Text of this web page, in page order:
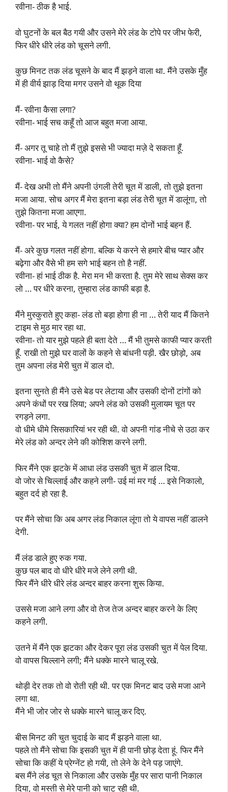
रवीना- ठीक है भाई.
वो घुटनों के बल बैठ गयी और उसने मेरे लंड के टोपे पर जीभ फेरी,
फिर धीरे धीरे लंड को चूसने लगी.
कुछ मिनट तक लंड चूसने के बाद मैं झड़ने वाला था. मैंने उसके मुँह
में ही वीर्य झाड़ दिया मगर उसने वो थूक दिया
मैं- रवीना कैसा लगा?
रवीना- भाई सच कहूँ तो आज बहुत मजा आया.
मैं- अगर तू चाहे तो मैं तुझे इससे भी ज्यादा मज़े दे सकता हूँ.
रवीना- भाई वो कैसे?
मैं- देख अभी तो मैंने अपनी उंगली तेरी चूत में डाली, तो तुझे इतना
मजा आया. सोच अगर मैं मेरा इतना बड़ा लंड तेरी चूत में डालूंगा, तो
तुझे कितना मजा आएगा.
रवीना- पर भाई, ये गलत नहीं होगा क्या? हम दोनों भाई बहन हैं.
मैं- अरे कुछ गलत नहीं होगा. बल्कि ये करने से हमारे बीच प्यार और
बढ़ेगा और वैसे भी हम सगे भाई बहन तो है नहीं.
रवीना- हां भाई ठीक है. मेरा मन भी करता है. तुम मेरे साथ सेक्स कर
लो … पर धीरे करना, तुम्हारा लंड काफी बड़ा है.
मैंने मुस्कुराते हुए कहा- लंड तो बड़ा होगा ही ना … तेरी याद मैं कितने
टाइम से मुठ मार रहा था.
रवीना- तो यार मुझे पहले ही बता देते … मैं भी तुमसे काफी प्यार करती
हूँ. राखी तो मुझे घर वालों के कहने से बांधनी पड़ी. खैर छोड़ो, अब
तुम अपना लंड मेरी चुत में डाल दो.
इतना सुनते ही मैंने उसे बेड पर लेटाया और उसकी दोनों टांगों को
अपने कंधों पर रख लिया; अपने लंड को उसकी मुलायम चूत पर
रगड़ने लगा.
वो धीमे धीमे सिसकारियां भर रही थी. वो अपनी गांड नीचे से उठा कर
मेरे लंड को अन्दर लेने की कोशिश करने लगी.
फिर मैंने एक झटके में आधा लंड उसकी चुत में डाल दिया.
वो जोर से चिल्लाई और कहने लगी- उई मां मर गई … इसे निकालो,
बहुत दर्द हो रहा है.
पर मैंने सोचा कि अब अगर लंड निकाल लूंगा तो ये वापस नहीं डालने
देगी.
मैं लंड डाले हुए रुक गया.
कुछ पल बाद वो धीरे धीरे मजे लेने लगी थी.
फिर मैंने धीरे धीरे लंड अन्दर बाहर करना शुरू किया.
उससे मजा आने लगा और वो तेज तेज अन्दर बाहर करने के लिए
कहने लगी.
उतने में मैंने एक झटका और देकर पूरा लंड उसकी चुत में पेल दिया.
वो वापस चिल्लाने लगी; मैंने धक्के मारने चालू रखे.
थोड़ी देर तक तो वो रोती रही थी. पर एक मिनट बाद उसे मजा आने
लगा था.
मैंने भी जोर जोर से धक्के मारने चालू कर दिए.
बीस मिनट की चुत चुदाई के बाद मैं झड़ने वाला था.
पहले तो मैंने सोचा कि इसकी चुत में ही पानी छोड़ देता हूं. फिर मैंने
सोचा कि कहीं ये प्रेग्नेंट हो गयी, तो लेने के देने पड़ जाएंगे.
बस मैंने लंड चूत से निकाला और उसके मुँह पर सारा पानी निकाल
दिया, वो मस्ती से मेरे पानी को चाट रही थी.